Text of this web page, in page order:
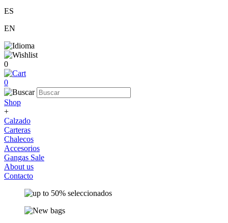
ES
EN
0
0
Shop
+
Calzado
Carteras
Chalecos
Accesorios
Gangas Sale
About us
Contacto